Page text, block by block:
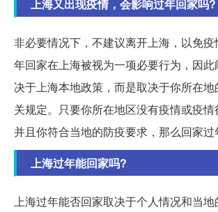
上海又出现疫情，会影响过年回家吗?
非必要情况下，不建议离开上海，以免
年回家在上海被视为一项必要行为，因此
决于上海本地政策，而是取决于你所在
关规定。只要你所在地区没有疫情或疫情
并且你符合当地的防疫要求，那么回家过
上海过年能回家吗?
上海过年能否回家取决于个人情况和当